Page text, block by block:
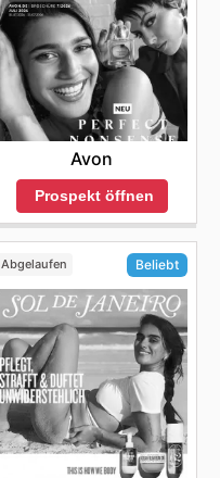
Avon
Prospekt öffnen
Abgelaufen Beliebt